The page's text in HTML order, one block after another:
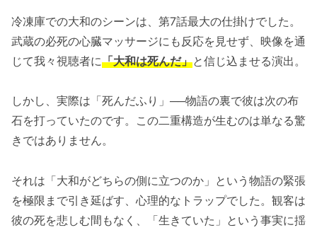
冷凍庫での大和のシーンは、第7話最大の仕掛けでした。
武蔵の必死の心臓マッサージにも反応を見せず、映像を通
じて我々視聴者に「大和は死んだ」と信じ込ませる演出。
しかし、実際は「死んだふり」──物語の裏で彼は次の布
石を打っていたのです。この二重構造が生むのは単なる驚
きではありません。
それは「大和がどちらの側に立つのか」という物語の緊張
を極限まで引き延ばす、心理的なトラップでした。観客は
彼の死を悲しむ間もなく、「生きていた」という事実に揺